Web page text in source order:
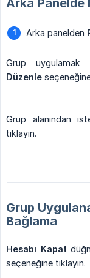
Arka panelden
Grup uygulamak
Düzenle seçeneğine
Grup alanından
tıklayın.
Grup
Bağlama
Hesabı Kapat
seçeneğine tıklayın.